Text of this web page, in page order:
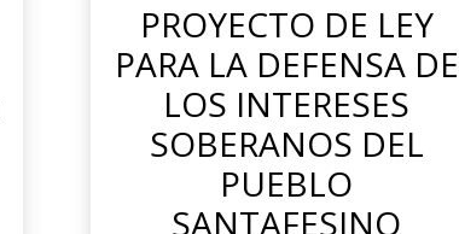
PROYECTO DE LEY
PARA LA DEFENSA DE
LOS INTERESES
SOBERANOS DEL
PUEBLO
SANTAFESINO